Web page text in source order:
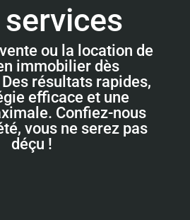
ou la location de
immobilier dès
résultats rapides,
efficace et une
Confiez-nous
vous ne serez pas
déçu !